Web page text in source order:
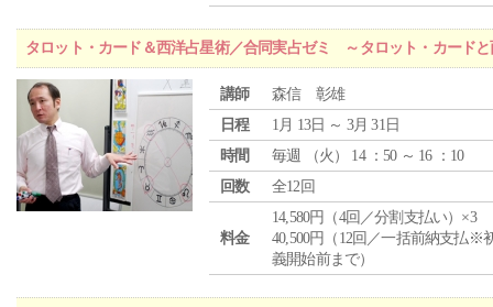
タロット・カード＆西洋占星術／合同実占ゼミ ～タロット・カード
講師
森信 彰雄
日程
1月 13日 ～ 3月 31日
時間
毎週 （火 ） 14 ：50 ～ 16 ：10
回数
全12回
料金
14,580円（4回／分割支払い）×3
40,500円（12回／一括前納支払※
義開始前まで）